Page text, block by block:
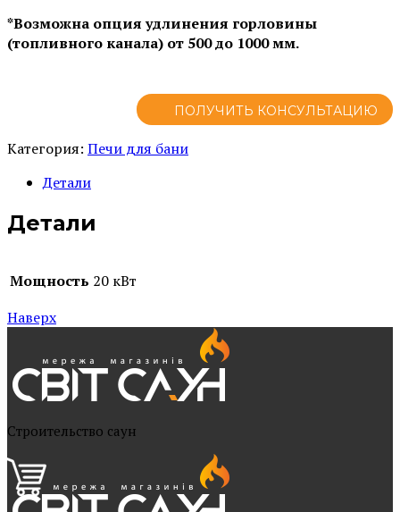
*Возможна опция удлинения горловины
(топливного канала) от 500 до 1000 мм.
ПОЛУЧИТЬ КОНСУЛЬТАЦИЮ
Категория: Печи для бани
Детали
Детали
Мощность 20 кВт
Наверх
Cтроительство саун